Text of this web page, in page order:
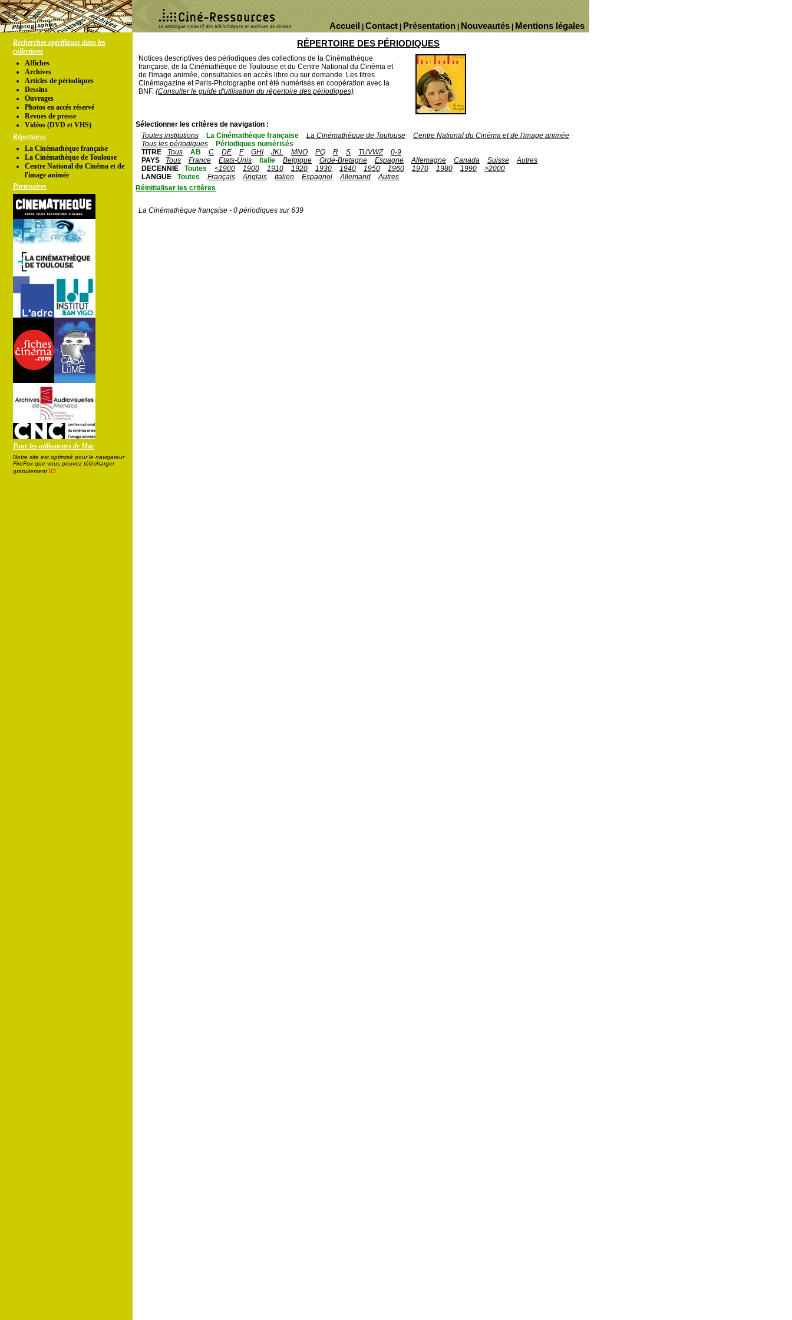
Mentions légales
Nouveautés
Présentation
Contact
Accueil
Recherches spécifiques dans les
collections
Affiches
Archives
Articles de périodiques
Dessins
Ouvrages
Photos en accés réservé
Revues de presse
Vidéos (DVD et VHS)
Répertoires
La Cinémathèque française
La Cinémathèque de Toulouse
Centre National du Cinéma et de
l'image animée
Partenaires
Pour les utilisateurs de Mac
Notre site est optimisé pour le navigateur
FireFox que vous pouvez télécharger
gratuitement ici
RÉPERTOIRE DES PÉRIODIQUES
Notices descriptives des périodiques des collections de la Cinémathèque
française, de la Cinémathèque de Toulouse et du Centre National du Cinéma et
de l'image animée, consultables en accès libre ou sur demande. Les titres
Cinémagazine et Paris-Photographe ont été numérisés en coopération avec la
BNF. (Consulter le guide d'utilisation du répertoire des périodiques)
Sélectionner les critères de navigation :
Toutes institutions
La Cinémathèque française La Cinémathèque de Toulouse
Centre National du Cinéma et de l'image animée
Tous les périodiques
Périodiques numérisés
TITRE
Tous AB C DE F GHI JKL MNO PQ R S TUVWZ
0-9
PAYS
Tous France Etats-Unis Italie Belgique Grde-Bretagne Espagne Allemagne Canada Suisse
Autres
DECENNIE
Toutes <1900 1900 1910 1920 1930 1940 1950 1960 1970 1980 1990
>2000
LANGUE
Toutes Français Anglais Italien Espagnol Allemand
Autres
Réinitialiser les critères
La Cinémathèque française - 0 périodiques sur 639